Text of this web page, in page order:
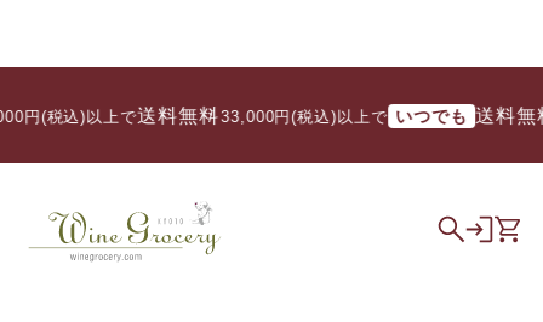
税込)以上で送料無料/ 33,000円(税込)以上で いつでも 送料無料